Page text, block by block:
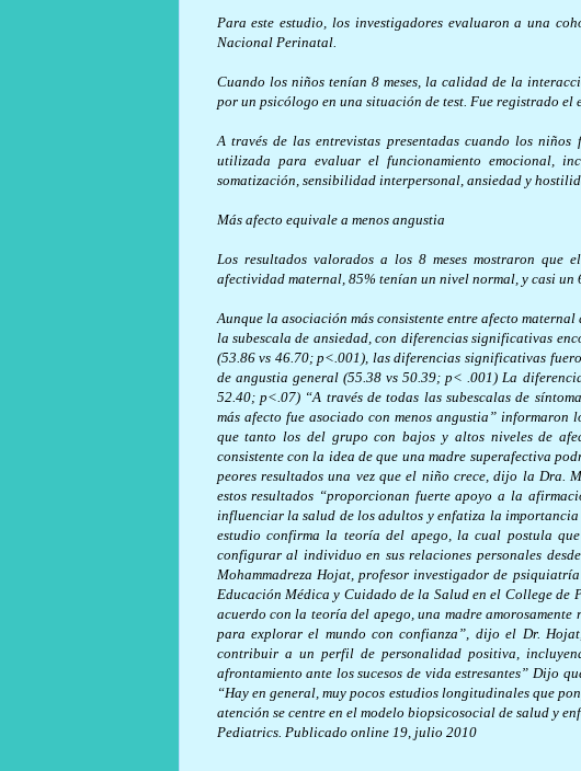
Para este estudio, los investigadores evaluaron a una
Nacional Perinatal.
Cuando los niños tenían 8 meses, la calidad de la
por un psicólogo en una situación de test. Fue registrado el
A través de las entrevistas presentadas cuando los
utilizada para evaluar el funcionamiento emocional,
somatización, sensibilidad interpersonal, ansiedad y
Más afecto equivale a menos angustia
Los resultados valorados a los 8 meses mostraron que
afectividad maternal, 85% tenían un nivel normal, y casi un
Aunque la asociación más consistente entre afecto
la subescala de ansiedad, con diferencias significativas
(53.86 vs 46.70; p<.001), las diferencias significativas
de angustia general (55.38 vs 50.39; p< .001) La
52.40; p<.07) “A través de todas las subescalas de
más afecto fue asociado con menos angustia” informaron
que tanto los del grupo con bajos y altos niveles de
consistente con la idea de que una madre superafectiva
peores resultados una vez que el niño crece, dijo la Dra.
estos resultados “proporcionan fuerte apoyo a la
influenciar la salud de los adultos y enfatiza la
estudio confirma la teoría del apego, la cual postula
configurar al individuo en sus relaciones personales
Mohammadreza Hojat, profesor investigador de
Educación Médica y Cuidado de la Salud en el College de
acuerdo con la teoría del apego, una madre
para explorar el mundo con confianza”, dijo el Dr.
contribuir a un perfil de personalidad positiva,
afrontamiento ante los sucesos de vida estresantes”Dijo
“Hay en general, muy pocos estudios longitudinales que
atención se centre en el modelo biopsicosocial de salud y
Pediatrics. Publicado online 19, julio 2010